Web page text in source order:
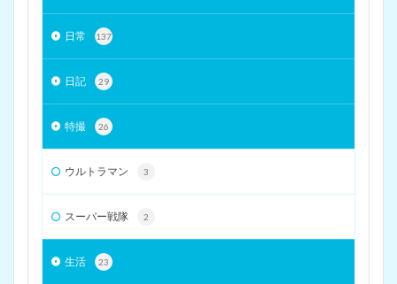
日常 137
日記 29
特撮 26
ウルトラマン 3
スーパー戦隊 2
生活 23